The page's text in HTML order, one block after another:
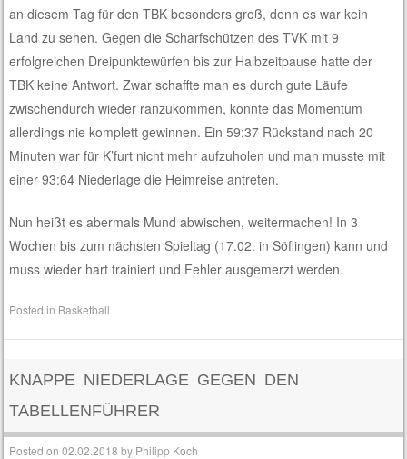
an diesem Tag für den TBK besonders groß, denn es war kein
Land zu sehen. Gegen die Scharfschützen des TVK mit 9
erfolgreichen Dreipunktewürfen bis zur Halbzeitpause hatte der
TBK keine Antwort. Zwar schaffte man es durch gute Läufe
zwischendurch wieder ranzukommen, konnte das Momentum
allerdings nie komplett gewinnen. Ein 59:37 Rückstand nach 20
Minuten war für K’furt nicht mehr aufzuholen und man musste mit
einer 93:64 Niederlage die Heimreise antreten.
Nun heißt es abermals Mund abwischen, weitermachen! In 3
Wochen bis zum nächsten Spieltag (17.02. in Söflingen) kann und
muss wieder hart trainiert und Fehler ausgemerzt werden.
Posted in Basketball
KNAPPE NIEDERLAGE GEGEN DEN
TABELLENFÜHRER
Posted on02.02.2018 by Philipp Koch